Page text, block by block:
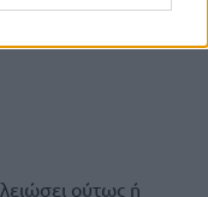
ούτως ή